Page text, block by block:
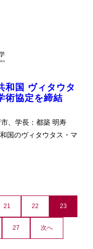
和国 ヴィタウタ
術協定を締結
、学長：都築 明寿
国のヴィタウタス・マ
21 22 23
27 次へ